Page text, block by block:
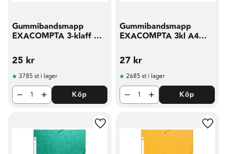
Gummibandsmapp
EXACOMPTA 3-klaff A4
25 kr
3785 st i lager
Köp
Gummibandsmapp
EXACOMPTA 3kl A4
27 kr
2685 st i lager
Köp
Lägg till i favoriter